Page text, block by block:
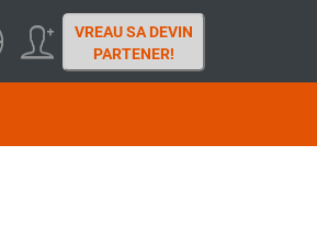
VREAU SA DEVIN
PARTENER!